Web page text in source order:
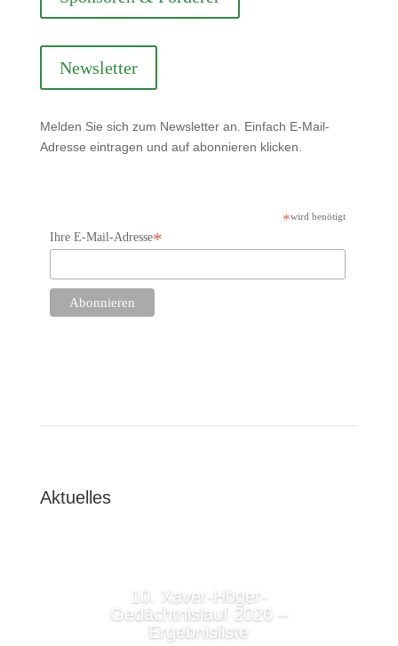
Newsletter
Melden Sie sich zum Newsletter an. Einfach E-Mail-
Adresse eintragen und auf abonnieren klicken.
*wird benötigt
Ihre E-Mail-Adresse*
Aktuelles
10. Xaver-Höger-
Gedächtnislauf 2026 –
Ergebnisliste